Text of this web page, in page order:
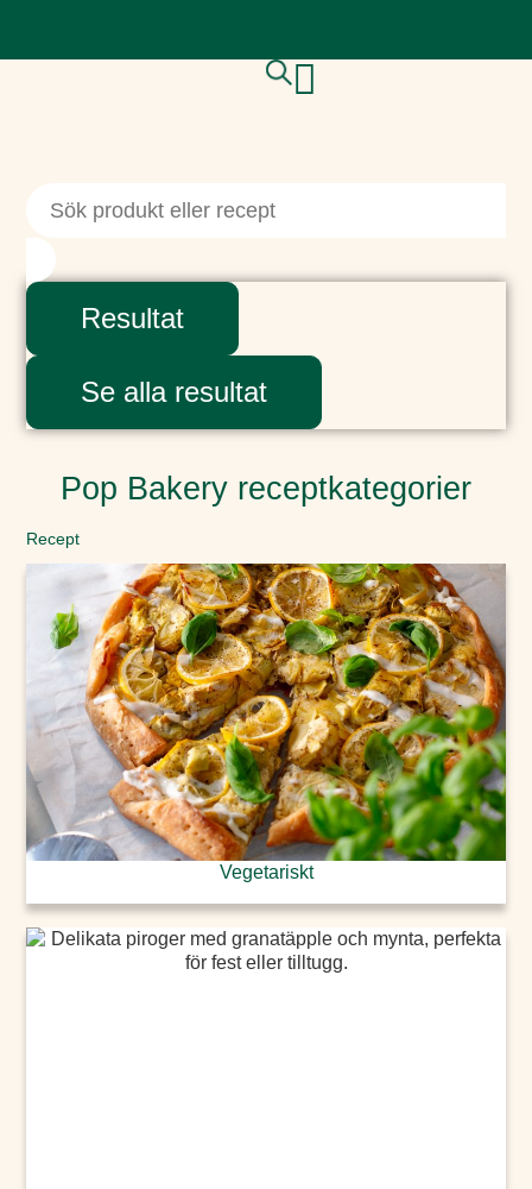
Resultat
Se alla resultat
Pop Bakery receptkategorier
Recept
Vegetariskt